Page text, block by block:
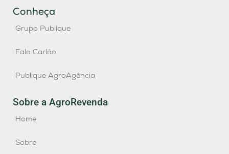
Conheça
Grupo Publique
Fala Carlão
Publique AgroAgência
Sobre a AgroRevenda
Home
Sobre